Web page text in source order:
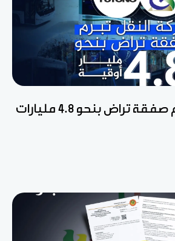
شركة النقل تبرم صفقة تراض بنحو 4.8 مليارات